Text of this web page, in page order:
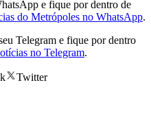
e fique por dentro de
do Metrópoles no WhatsApp.
Telegram e fique por dentro
no Telegram.
Twitter